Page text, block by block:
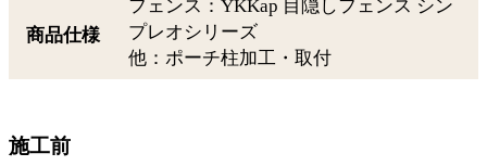
商品仕様
フェンス：YKKap 目隠しフェンス シン
プレオシリーズ
他：ポーチ柱加工・取付
施工前